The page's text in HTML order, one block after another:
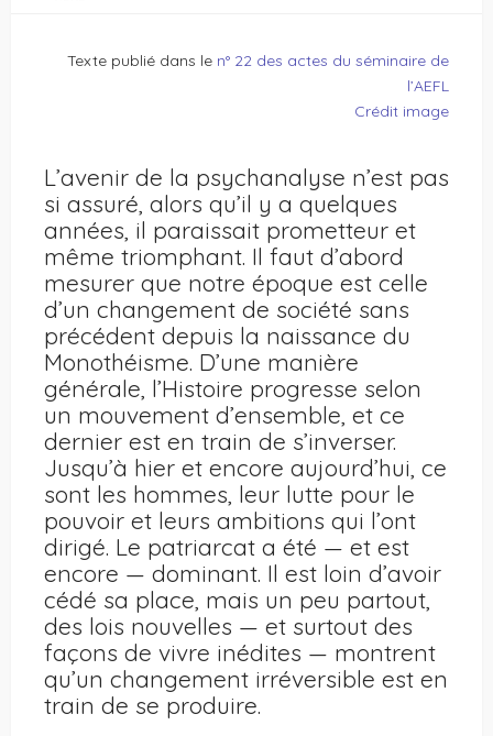
Texte publié dans le n° 22 des actes du séminaire de
l’AEFL
Crédit image
L’avenir de la psychanalyse n’est pas
si assuré, alors qu’il y a quelques
années, il paraissait prometteur et
même triomphant. Il faut d’abord
mesurer que notre époque est celle
d’un changement de société sans
précédent depuis la naissance du
Monothéisme. D’une manière
générale, l’Histoire progresse selon
un mouvement d’ensemble, et ce
dernier est en train de s’inverser.
Jusqu’à hier et encore aujourd’hui, ce
sont les hommes, leur lutte pour le
pouvoir et leurs ambitions qui l’ont
dirigé. Le patriarcat a été — et est
encore — dominant. Il est loin d’avoir
cédé sa place, mais un peu partout,
des lois nouvelles — et surtout des
façons de vivre inédites — montrent
qu’un changement irréversible est en
train de se produire.